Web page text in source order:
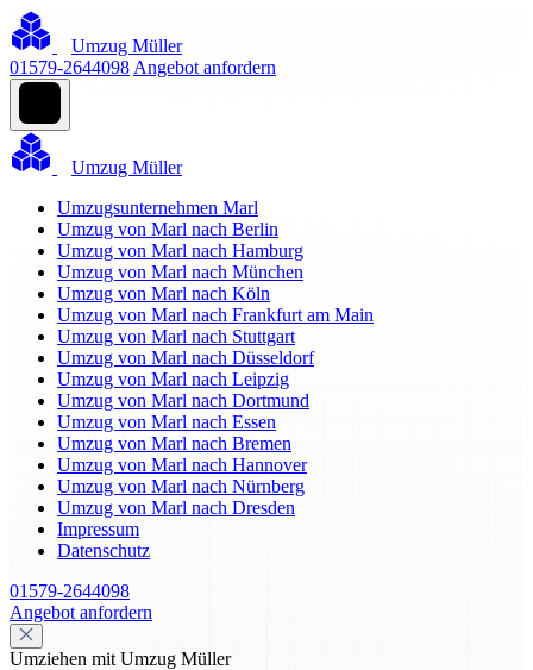
Umzug Müller
01579-2644098 Angebot anfordern
Umzug Müller
Umzugsunternehmen Marl
Umzug von Marl nach Berlin
Umzug von Marl nach Hamburg
Umzug von Marl nach München
Umzug von Marl nach Köln
Umzug von Marl nach Frankfurt am Main
Umzug von Marl nach Stuttgart
Umzug von Marl nach Düsseldorf
Umzug von Marl nach Leipzig
Umzug von Marl nach Dortmund
Umzug von Marl nach Essen
Umzug von Marl nach Bremen
Umzug von Marl nach Hannover
Umzug von Marl nach Nürnberg
Umzug von Marl nach Dresden
Impressum
Datenschutz
01579-2644098
Angebot anfordern
Umziehen mit Umzug Müller